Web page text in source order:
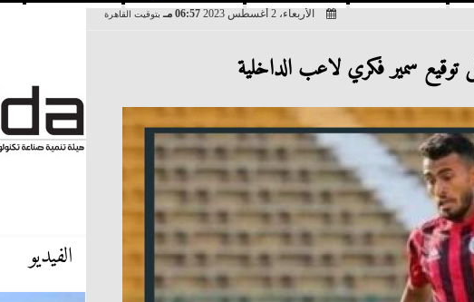
الأربعاء، 2 أغسطس 2023 06:57 مـ بتوقيت القاهرة
سمير فكري لاعب الداخلية
الفيديو